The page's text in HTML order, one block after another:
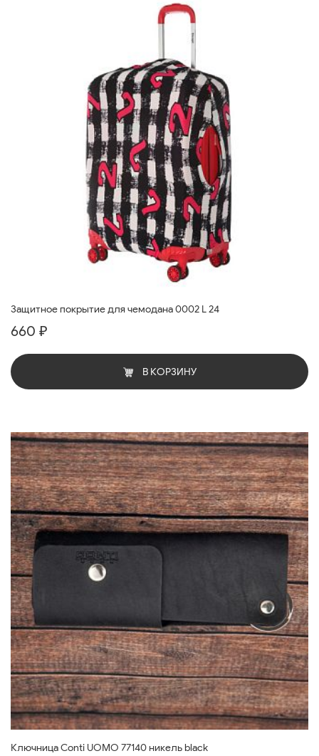
Защитное покрытие для чемодана 0002 L 24
660 ₽
В КОРЗИНУ
Ключница Conti UOMO 77140 никель black